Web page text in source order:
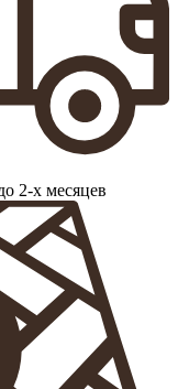
2-х месяцев